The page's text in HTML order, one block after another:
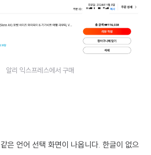
알리 익스프레스에서 구매
은 언어 선택 화면이 나옵니다. 한글이 없으